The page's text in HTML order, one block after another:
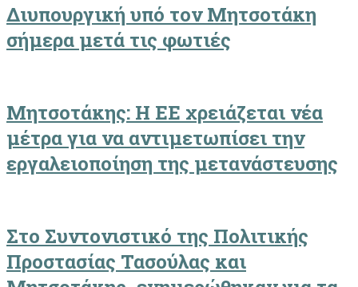
Διυπουργική υπό τον Μητσοτάκη
σήμερα μετά τις φωτιές
Μητσοτάκης: Η ΕΕ χρειάζεται νέα
μέτρα για να αντιμετωπίσει την
εργαλειοποίηση της μετανάστευσης
Στο Συντονιστικό της Πολιτικής
Προστασίας Τασούλας και